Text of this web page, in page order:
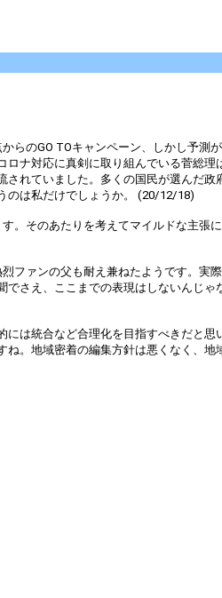
らのGO TOキャンペーン、しかし予測
ナ対応に真剣に取り組んでいる菅総理
れていました。多くの国民が選んだ政
のは私だけでしょうか。 (20/12/18)
。そのあたりを考えてマイルドな主張
ファンの父も耐え兼ねたようです。実
さえ、ここまでの表現はしないんじゃ
は統合など合理化を目指すべきだと思
。地域密着の編集方針は悪くなく、地